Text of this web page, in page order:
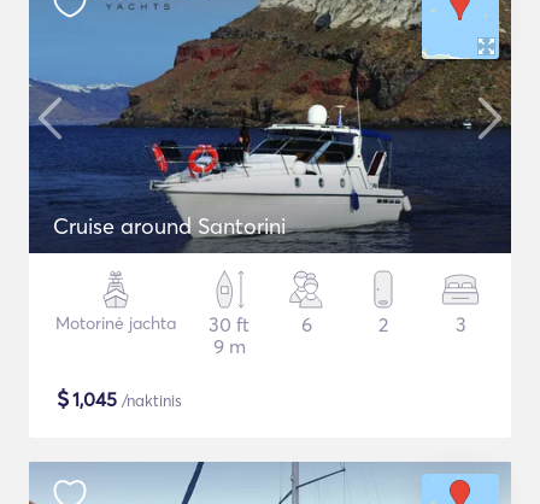
Cruise around Santorini
Motorinė jachta
30 ft
9 m
6 2 3
$1,045 /naktinis